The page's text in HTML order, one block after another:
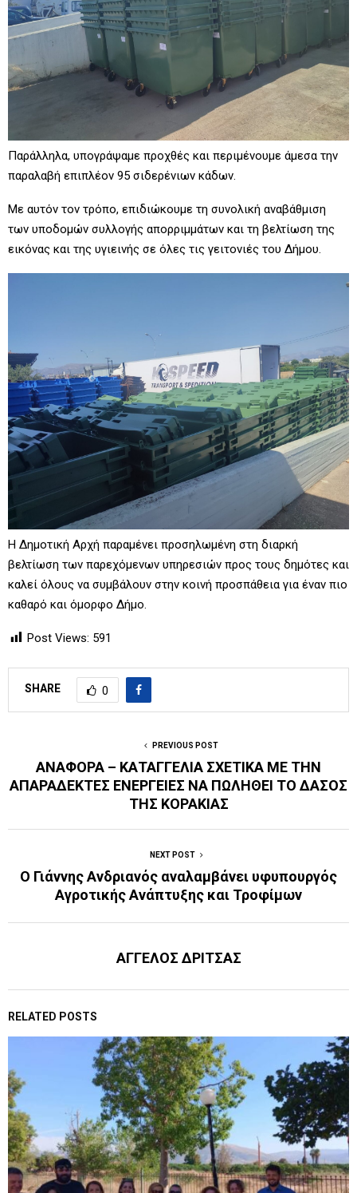
Παράλληλα, υπογράψαμε προχθές και περιμένουμε άμεσα την
παραλαβή επιπλέον 95 σιδερένιων κάδων.
Με αυτόν τον τρόπο, επιδιώκουμε τη συνολική αναβάθμιση
των υποδομών συλλογής απορριμμάτων και τη βελτίωση της
εικόνας και της υγιεινής σε όλες τις γειτονιές του Δήμου.
Η Δημοτική Αρχή παραμένει προσηλωμένη στη διαρκή
βελτίωση των παρεχόμενων υπηρεσιών προς τους δημότες και
καλεί όλους να συμβάλουν στην κοινή προσπάθεια για έναν πιο
καθαρό και όμορφο Δήμο.
Post Views: 591
SHARE 0
PREVIOUS POST
ΑΝΑΦΟΡΑ – ΚΑΤΑΓΓΕΛΙΑ ΣΧΕΤΙΚΑ ΜΕ ΤΗΝ
ΑΠΑΡΑΔΕΚΤΕΣ ΕΝΕΡΓΕΙΕΣ ΝΑ ΠΩΛΗΘΕΙ ΤΟ ΔΑΣΟΣ
ΤΗΣ ΚΟΡΑΚΙΑΣ
NEXT POST
O Γιάννης Ανδριανός αναλαμβάνει υφυπουργός
Αγροτικής Ανάπτυξης και Τροφίμων
ΑΓΓΕΛΟΣ ΔΡΙΤΣΑΣ
RELATED POSTS